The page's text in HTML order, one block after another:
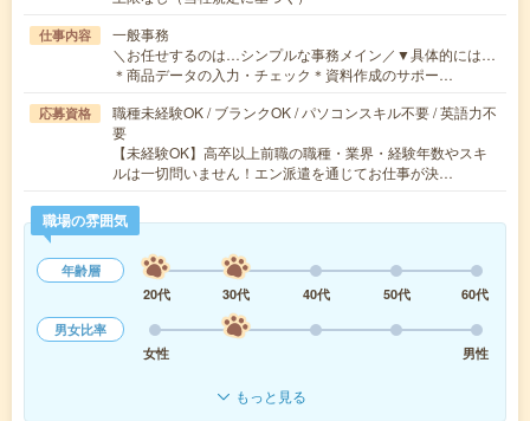
仕事内容
一般事務
＼お任せするのは…シンプルな事務メイン／▼具体的には…
＊商品データの入力・チェック＊資料作成のサポー…
応募資格
職種未経験OK / ブランクOK / パソコンスキル不要 / 英語力不
要
【未経験OK】高卒以上前職の職種・業界・経験年数やスキ
ルは一切問いません！エン派遣を通じてお仕事が決…
職場の雰囲気
年齢層
20代
30代 40代 50代
60代
男女比率
女性
男性
もっと見る